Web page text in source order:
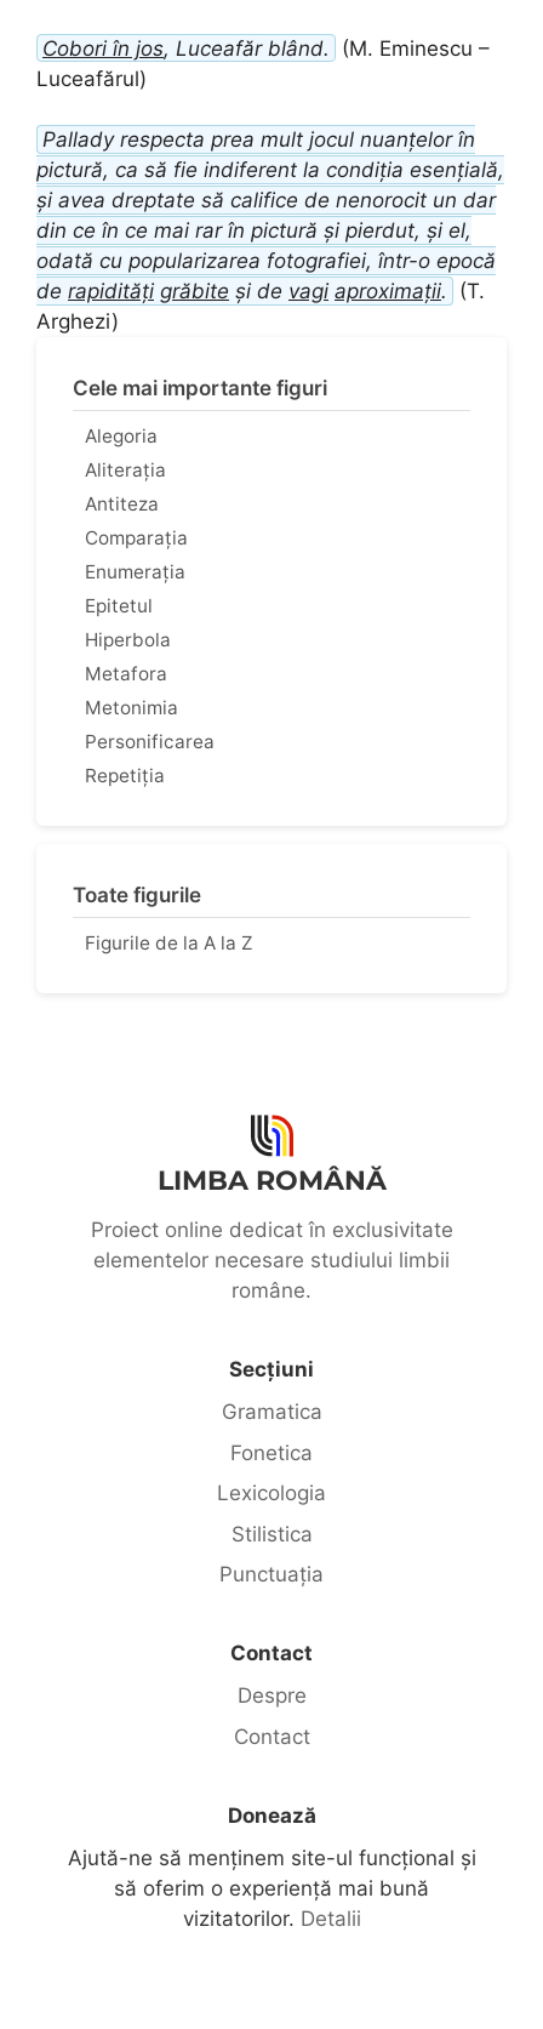
Cobori în jos, Luceafăr blând.
(M. Eminescu –
Luceafărul)
Pallady respecta prea mult jocul nuanțelor în
pictură, ca să fie indiferent la condiția esențială,
și avea dreptate să califice de nenorocit un dar
din ce în ce mai rar în pictură și pierdut, și el,
odată cu popularizarea fotografiei, într-o epocă
de rapidități grăbite și de vagi aproximații.
(T.
Arghezi)
Cele mai importante figuri
Alegoria
Aliterația
Antiteza
Comparația
Enumerația
Epitetul
Hiperbola
Metafora
Metonimia
Personificarea
Repetiția
Toate figurile
Figurile de la A la Z
LIMBA ROMÂNĂ
Proiect online dedicat în exclusivitate
elementelor necesare studiului limbii
române.
Secțiuni
Gramatica
Fonetica
Lexicologia
Stilistica
Punctuația
Contact
Despre
Contact
Donează
Ajută-ne să menținem site-ul funcțional și
să oferim o experiență mai bună
vizitatorilor. Detalii